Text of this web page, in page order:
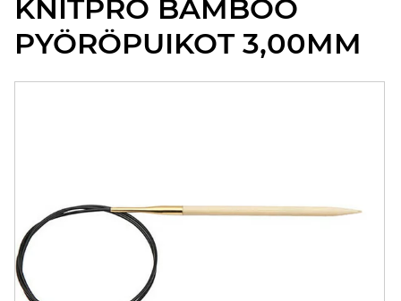
KNITPRO BAMBOO
PYÖRÖPUIKOT 3,00MM